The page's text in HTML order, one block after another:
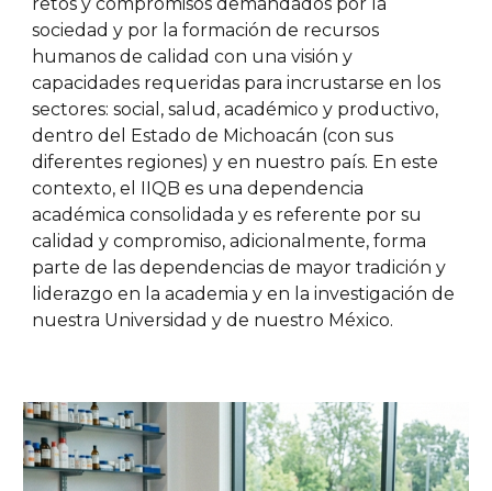
sociedad y por la formación de recursos
humanos de calidad con una visión y
capacidades requeridas para incrustarse en los
sectores: social, salud, académico y productivo,
dentro del Estado de Michoacán (con sus
diferentes regiones) y en nuestro país. En este
contexto, el IIQB es una dependencia
académica consolidada y es referente por su
calidad y compromiso, adicionalmente, forma
parte de las dependencias de mayor tradición y
liderazgo en la academia y en la investigación de
nuestra Universidad y de nuestro México.